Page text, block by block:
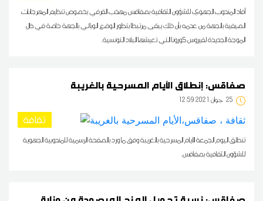
أفاد المندوب الجهوي للشؤون الثقافية بصفاقس مهذب القرفي بخصوص تنظيم المهرجانات
الصيفية بالجهة من عدمه بأن ذلك يبقى مرتبطا بتطور الوضع الوبائي بالجهة خاصة في ظل
الموجة الجديدة لفيروس كورونا التي تعيشها البلاد التونسية.
صفاقس: إنطلاق الأيام المسرحية بالغريبة
25 12:59 2021 جوان
ثقافة
تنطلق اليوم الجمعة الأيام المسرحية بالغريبة وفق ما ورد بالصفحة الرسمية للمندوبية الجهوية
للشؤون الثقافية بصفاقس.